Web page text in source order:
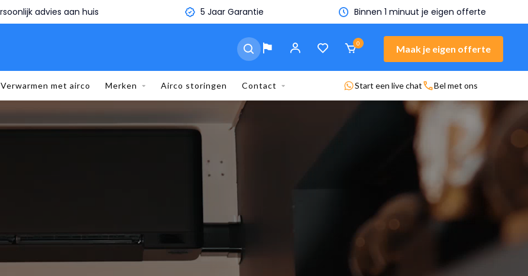
5 Jaar Garantie Binnen 1 minuut je eigen offerte
0 Maak je eigen offerte
Verwarmen met airco Merken Airco storingen Contact Start een live chat Bel met ons